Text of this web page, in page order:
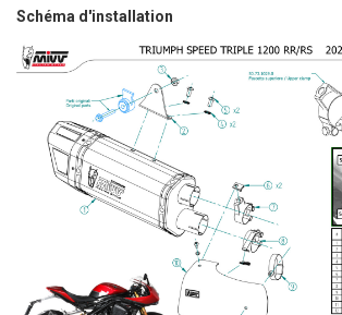
Schéma d'installation